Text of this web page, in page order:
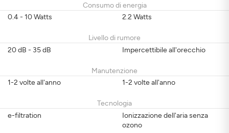
Consumo di energia
2.2 Watts
0.4 - 10 Watts
Livello di rumore
Impercettibile all'orecchio
20 dB - 35 dB
Manutenzione
1-2 volte all'anno
1-2 volte all'anno
Tecnologia
Ionizzazione dell'aria senza
ozono
e-filtration